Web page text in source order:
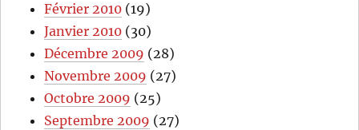
Février 2010 (19)
Janvier 2010 (30)
Décembre 2009 (28)
Novembre 2009 (27)
Octobre 2009 (25)
Septembre 2009 (27)